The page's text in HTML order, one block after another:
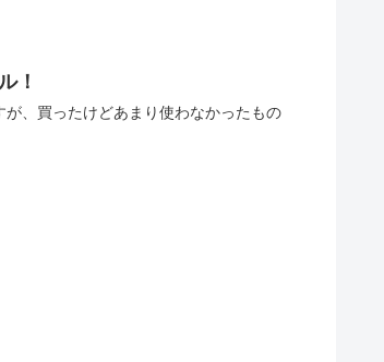
！
、買ったけどあまり使わなかったもの